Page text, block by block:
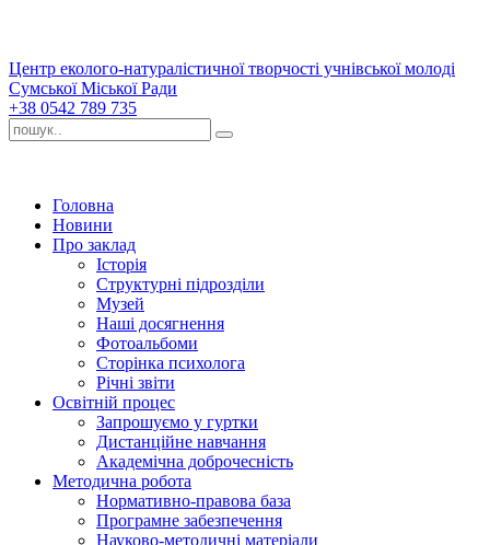
Центр еколого-натуралістичної творчості учнівської молоді
Сумської Міської Ради
+38 0542 789 735
Головна
Новини
Про заклад
Історія
Структурні підрозділи
Музей
Наші досягнення
Фотоальбоми
Сторінка психолога
Річні звіти
Освітній процес
Запрошуємо у гуртки
Дистанційне навчання
Академічна доброчесність
Методична робота
Нормативно-правова база
Програмне забезпечення
Науково-методичні матеріали